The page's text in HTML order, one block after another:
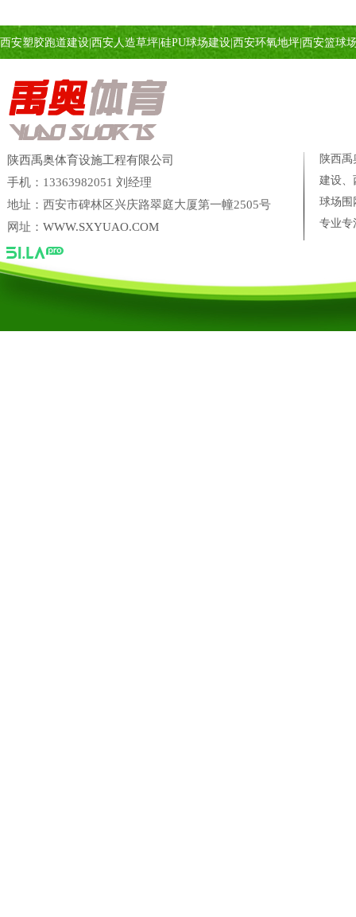
陕西禹奥体育设施工程有限公司
手机：13363982051 刘经理
地址：西安市碑林区兴庆路翠庭大厦第一幢2505号
网址： WWW.SXYUAO.COM
陕西
建设、
球场
专业专
西安塑胶跑道建设 西安人造草坪 硅PU球场建设 西安环氧地坪|西安篮球